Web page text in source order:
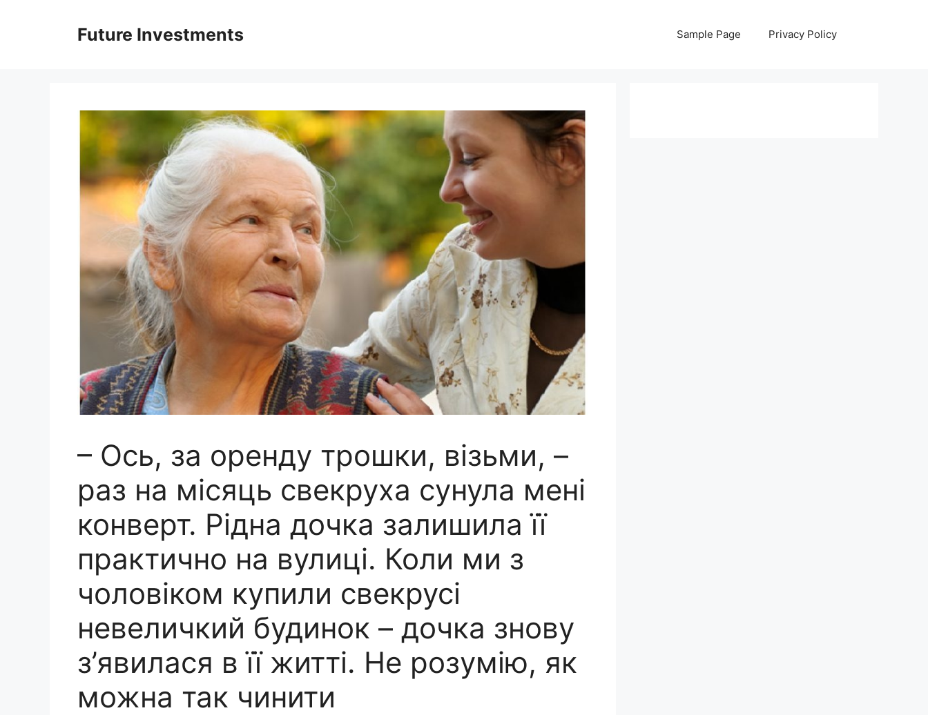
Future Investments Sample Page Privacy Policy
– Ось, за оренду трошки, візьми, –
раз на місяць свекруха сунула мені
конверт. Рідна дочка залишила її
практично на вулиці. Коли ми з
чоловіком купили свекрусі
невеличкий будинок – дочка знову
з’явилася в її житті. Не розумію, як
можна так чинити